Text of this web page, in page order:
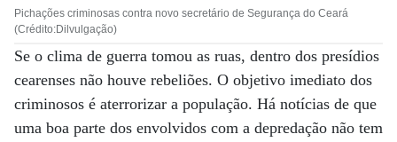
Pichações criminosas contra novo secretário de Segurança do Ceará
(Crédito:Dilvulgação)
Se o clima de guerra tomou as ruas, dentro dos presídios
cearenses não houve rebeliões. O objetivo imediato dos
criminosos é aterrorizar a população. Há notícias de que
uma boa parte dos envolvidos com a depredação não tem